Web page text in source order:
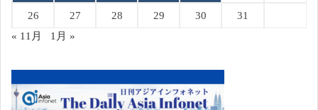
26 27 28 29 30
31
« 11月
1月 »